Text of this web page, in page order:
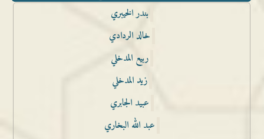
بندر الخيبري
خالد الردادي
ربيع المدخلي
زيد المدخلي
عبيد الجابري
عبد الله البخاري